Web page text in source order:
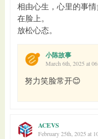
相由心生，心里的事
在脸上。
放松心态。
小陈故事
March 6th, 2025 at
努力笑脸常开😊
ACEVS
February 25th, 2025 at